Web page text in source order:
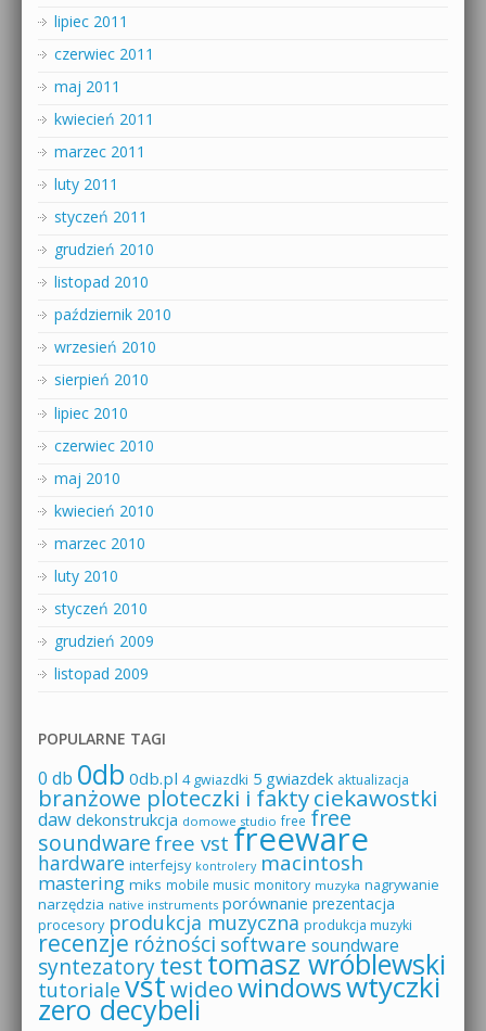
lipiec 2011
czerwiec 2011
maj 2011
kwiecień 2011
marzec 2011
luty 2011
styczeń 2011
grudzień 2010
listopad 2010
październik 2010
wrzesień 2010
sierpień 2010
lipiec 2010
czerwiec 2010
maj 2010
kwiecień 2010
marzec 2010
luty 2010
styczeń 2010
grudzień 2009
listopad 2009
POPULARNE TAGI
0 db 0db 0db.pl 4 gwiazdki 5 gwiazdek aktualizacja
branżowe ploteczki i faktyciekawostki
daw dekonstrukcja domowe studio free free
soundware free vst freeware
hardware interfejsy kontrolery macintosh
mastering miks mobile music monitory muzyka nagrywanie
narzędzia native instruments porównanie prezentacja
procesory produkcja muzyczna produkcja muzyki
recenzje różności software soundware
syntezatorytesttomasz wróblewski
tutoriale vstwideowindowswtyczki
zero decybeli